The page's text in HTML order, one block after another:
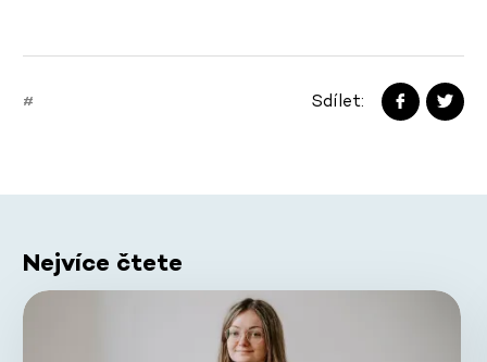
# Sdílet:
Nejvíce čtete